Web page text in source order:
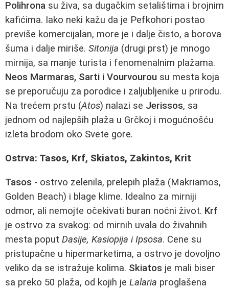
Polihrona su živa, sa dugačkim setalištima i brojnim
kafićima. Iako neki kažu da je Pefkohori postao
previše komercijalan, more je i dalje čisto, a borova
šuma i dalje miriše. Sitonija (drugi prst) je mnogo
mirnija, sa manje turista i fenomenalnim plažama.
Neos Marmaras, Sarti i Vourvourou su mesta koja
se preporučuju za porodice i zaljubljenike u prirodu.
Na trećem prstu (Atos) nalazi se Jerissos, sa
jednom od najlepših plaža u Grčkoj i mogućnošću
izleta brodom oko Svete gore.
Ostrva: Tasos, Krf, Skiatos, Zakintos, Krit
Tasos - ostrvo zelenila, prelepih plaža (Makriamos,
Golden Beach) i blage klime. Idealno za mirniji
odmor, ali nemojte očekivati buran noćni život. Krf
je ostrvo za svakog: od mirnih uvala do živahnih
mesta poput Dasije, Kasiopija i Ipsosa. Cene su
pristupačne u hipermarketima, a ostrvo je dovoljno
veliko da se istražuje kolima. Skiatos je mali biser
sa preko 50 plaža, od kojih je Lalaria proglašena